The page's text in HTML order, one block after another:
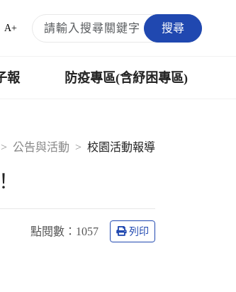
A+ 搜尋
報 防疫專區(含紓困專區)
公告與活動 校園活動報導
點閱數： 1057 列印